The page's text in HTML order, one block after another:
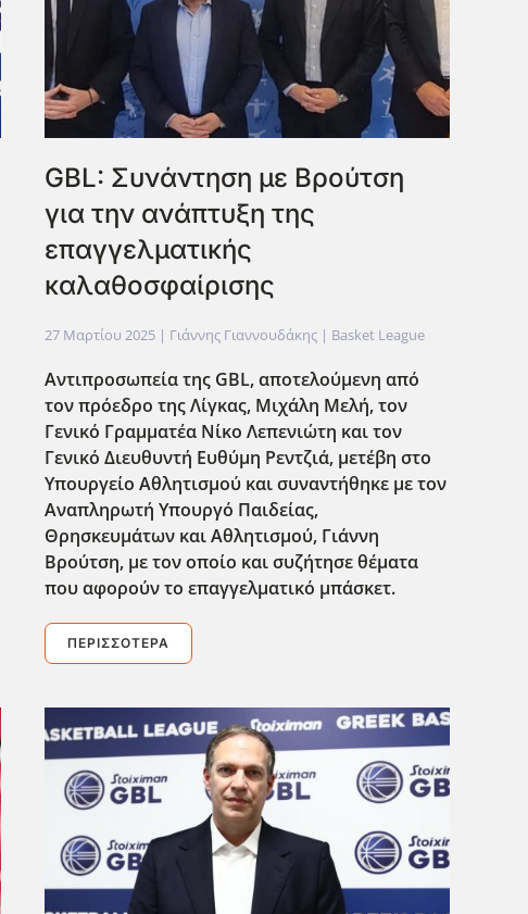
GBL: Συνάντηση με Βρούτση
για την ανάπτυξη της
επαγγελματικής
καλαθοσφαίρισης
27 Μαρτίου 2025| Γιάννης Γιαννουδάκης | Basket League
Αντιπροσωπεία της GBL, αποτελούμενη από
τον πρόεδρο της Λίγκας, Μιχάλη Μελή, τον
Γενικό Γραμματέα Νίκο Λεπενιώτη και τον
Γενικό Διευθυντή Ευθύμη Ρεντζιά, μετέβη στο
Υπουργείο Αθλητισμού και συναντήθηκε με τον
Αναπληρωτή Υπουργό Παιδείας,
Θρησκευμάτων και Αθλητισμού, Γιάννη
Βρούτση, με τον οποίο και συζήτησε θέματα
που αφορούν το επαγγελματικό μπάσκετ.
ΠΕΡΙΣΣΌΤΕΡΑ